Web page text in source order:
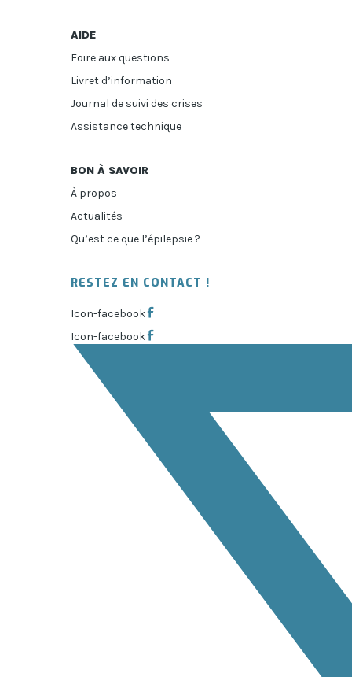
AIDE
Foire aux questions
Livret d’information
Journal de suivi des crises
Assistance technique
BON À SAVOIR
À propos
Actualités
Qu’est ce que l’épilepsie ?
RESTEZ EN CONTACT !
Icon-facebook
Icon-facebook